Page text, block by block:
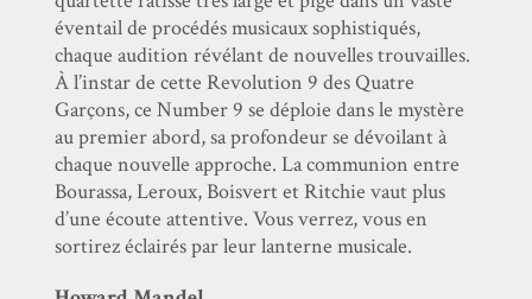
éventail de procédés musicaux sophistiqués,
chaque audition révélant de nouvelles trouvailles.
À l’instar de cette Revolution 9 des Quatre
Garçons, ce Number 9 se déploie dans le mystère
au premier abord, sa profondeur se dévoilant à
chaque nouvelle approche. La communion entre
Bourassa, Leroux, Boisvert et Ritchie vaut plus
d’une écoute attentive. Vous verrez, vous en
sortirez éclairés par leur lanterne musicale.